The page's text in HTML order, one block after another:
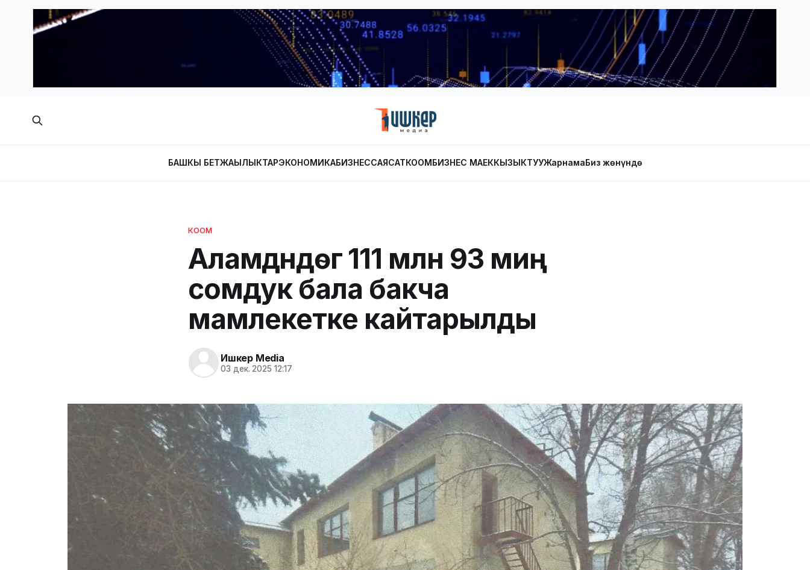
БАШКЫ БЕТЖАҢЫЛЫКТАРЭКОНОМИКАБИЗНЕССАЯСАТКООМБИЗНЕС МАЕККЫЗЫКТУУЖарнамаБиз жөнүндө
КООМ
Аламүдүндөгү 111 млн 93 миң
сомдук бала бакча
мамлекетке кайтарылды
Ишкер Media
03 дек. 2025 12:17